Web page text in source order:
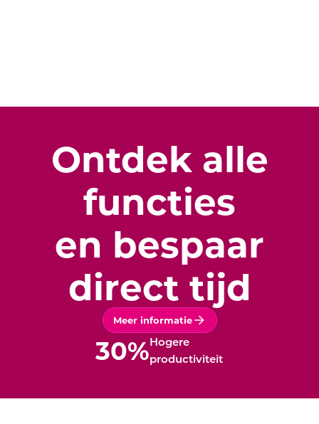
Ontdek alle
functies
en bespaar
direct tijd
Meer informatie
30%Hogere
productiviteit